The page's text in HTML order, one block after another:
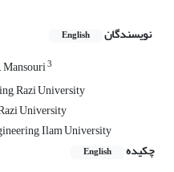
نویسندگان English
3
Razi University
University
Ilam University
چکیده
English